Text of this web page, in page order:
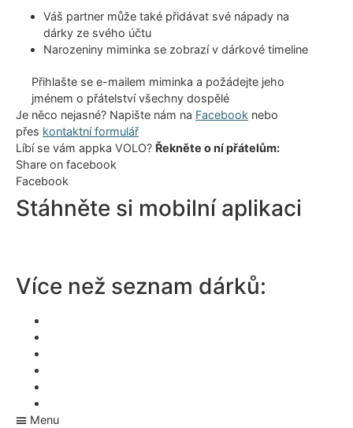
Váš partner může také přidávat své nápady na
dárky ze svého účtu
Narozeniny miminka se zobrazí v dárkové timeline
Přihlašte se e-mailem miminka a požádejte jeho
jménem o přátelství všechny dospělé
Je něco nejasné? Napište nám na Facebook nebo
přes kontaktní formulář
Líbí se vám appka VOLO? Řekněte o ní přátelům:
Share on facebook
Facebook
Stáhněte si mobilní aplikaci
Více než seznam dárků:
Menu